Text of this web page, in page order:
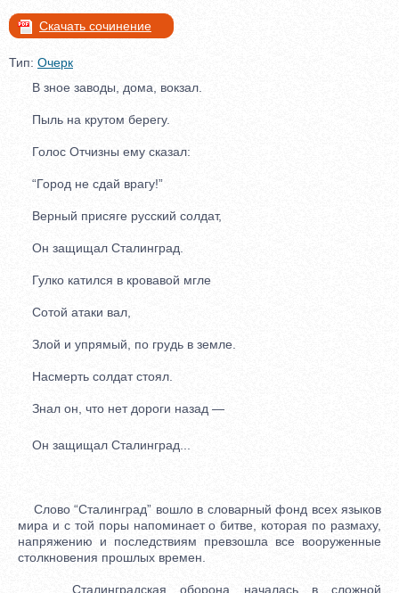
Скачать сочинение
Тип: Очерк
В зное заводы, дома, вокзал.
Пыль на крутом берегу.
Голос Отчизны ему сказал:
“Город не сдай врагу!”
Верный присяге русский солдат,
Он защищал Сталинград.
Гулко катился в кровавой мгле
Сотой атаки вал,
Злой и упрямый, по грудь в земле.
Насмерть солдат стоял.
Знал он, что нет дороги назад —
Он защищал Сталинград...
Слово “Сталинград” вошло в словарный фонд всех языков
мира и с той поры напоминает о битве, которая по размаху,
напряжению и последствиям превзошла все вооруженные
столкновения прошлых времен.
Сталинградская оборона началась в сложной